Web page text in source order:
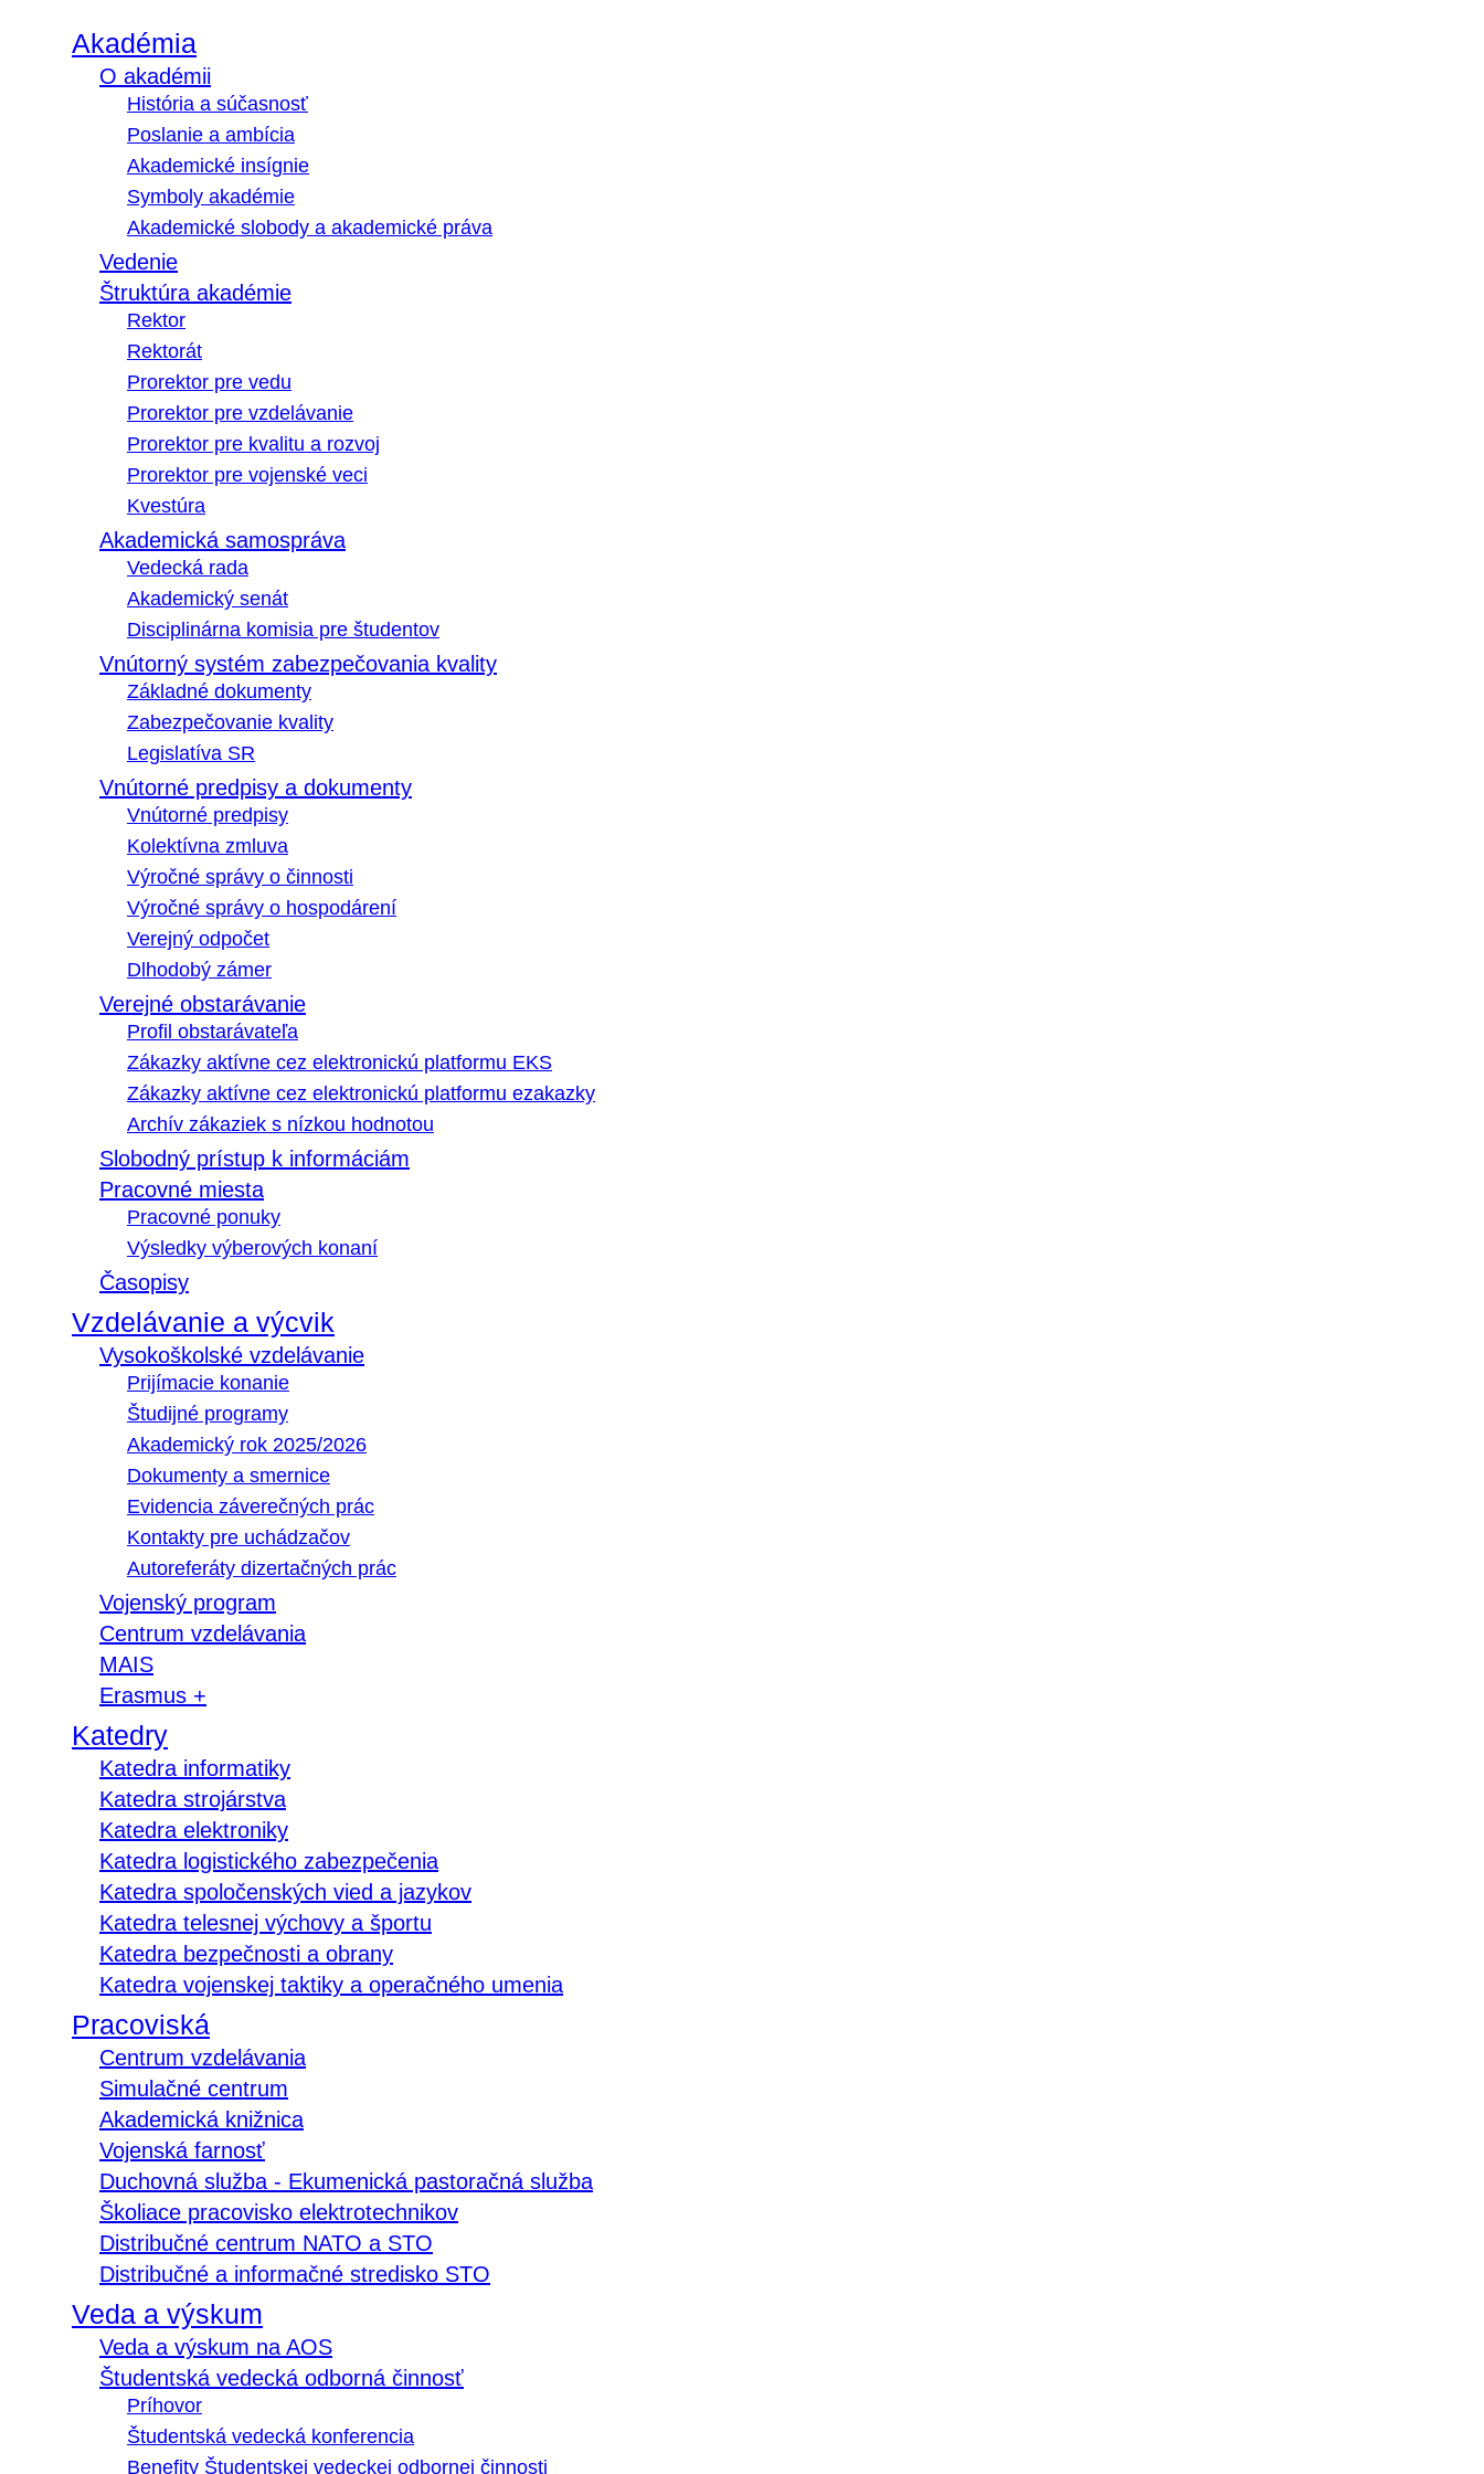
Akadémia
O akadémii
História a súčasnosť
Poslanie a ambícia
Akademické insígnie
Symboly akadémie
Akademické slobody a akademické práva
Vedenie
Štruktúra akadémie
Rektor
Rektorát
Prorektor pre vedu
Prorektor pre vzdelávanie
Prorektor pre kvalitu a rozvoj
Prorektor pre vojenské veci
Kvestúra
Akademická samospráva
Vedecká rada
Akademický senát
Disciplinárna komisia pre študentov
Vnútorný systém zabezpečovania kvality
Základné dokumenty
Zabezpečovanie kvality
Legislatíva SR
Vnútorné predpisy a dokumenty
Vnútorné predpisy
Kolektívna zmluva
Výročné správy o činnosti
Výročné správy o hospodárení
Verejný odpočet
Dlhodobý zámer
Verejné obstarávanie
Profil obstarávateľa
Zákazky aktívne cez elektronickú platformu EKS
Zákazky aktívne cez elektronickú platformu ezakazky
Archív zákaziek s nízkou hodnotou
Slobodný prístup k informáciám
Pracovné miesta
Pracovné ponuky
Výsledky výberových konaní
Časopisy
Vzdelávanie a výcvik
Vysokoškolské vzdelávanie
Prijímacie konanie
Študijné programy
Akademický rok 2025/2026
Dokumenty a smernice
Evidencia záverečných prác
Kontakty pre uchádzačov
Autoreferáty dizertačných prác
Vojenský program
Centrum vzdelávania
MAIS
Erasmus +
Katedry
Katedra informatiky
Katedra strojárstva
Katedra elektroniky
Katedra logistického zabezpečenia
Katedra spoločenských vied a jazykov
Katedra telesnej výchovy a športu
Katedra bezpečnosti a obrany
Katedra vojenskej taktiky a operačného umenia
Pracoviská
Centrum vzdelávania
Simulačné centrum
Akademická knižnica
Vojenská farnosť
Duchovná služba - Ekumenická pastoračná služba
Školiace pracovisko elektrotechnikov
Distribučné centrum NATO a STO
Distribučné a informačné stredisko STO
Veda a výskum
Veda a výskum na AOS
Študentská vedecká odborná činnosť
Príhovor
Študentská vedecká konferencia
Benefity Študentskej vedeckej odbornej činnosti